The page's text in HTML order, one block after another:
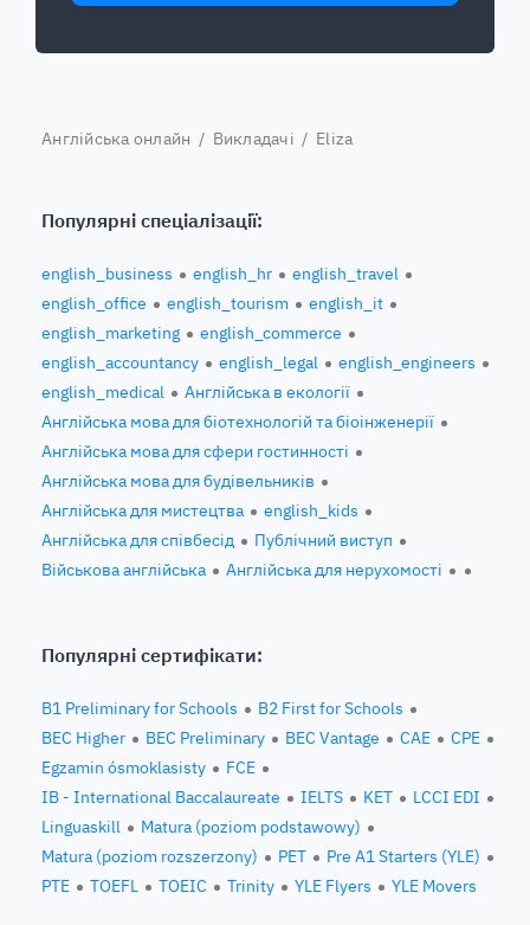
Англійська онлайн / Викладачі / Eliza
Популярні спеціалізації:
english_business english_hr
english_travel
english_office
english_tourism
english_it
english_marketing
english_commerce
english_accountancy
english_legal
english_engineers
english_medical
Англійська в екології
Англійська мова для біотехнологій та біоінженерії
Англійська мова для сфери гостинності
Англійська мова для будівельників
Англійська для мистецтва
english_kids
Англійська для співбесід
Публічний виступ
Військова англійська
Англійська для нерухомості
Популярні сертифікати:
B1 Preliminary for Schools
B2 First for Schools
BEC Higher
BEC Preliminary BEC Vantage CAE
CPE
Egzamin ósmoklasisty
FCE
IB - International Baccalaureate
IELTS KET
LCCI EDI
Linguaskill
Matura (poziom podstawowy)
Matura (poziom rozszerzony)
PET
Pre A1 Starters (YLE)
PTE
TOEFL TOEIC Trinity YLE Flyers YLE Movers